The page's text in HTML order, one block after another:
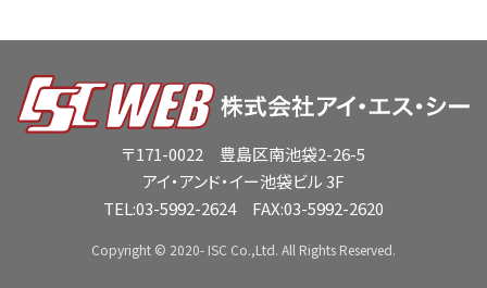
〒171-0022 豊島区南池袋2-26-5
アイ・アンド・イー池袋ビル 3F
TEL:03-5992-2624FAX:03-5992-2620
Copyright © 2020- ISC Co.,Ltd. All Rights Reserved.